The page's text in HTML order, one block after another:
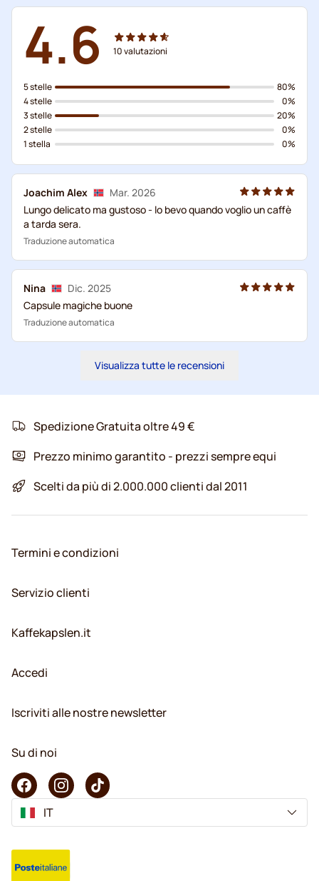
4.6 10valutazioni
5 stelle
4 stelle
3 stelle
2 stelle
1 stella
80%
0%
20%
0%
0%
Joachim Alex
Mar. 2026
Lungo delicato ma gustoso - lo bevo quando voglio un caffè
a tarda sera.
Traduzione automatica
Nina
Dic. 2025
Capsule magiche buone
Traduzione automatica
Visualizza tutte le recensioni
Spedizione Gratuita oltre 49 €
Prezzo minimo garantito - prezzi sempre equi
Scelti da più di 2.000.000 clienti dal 2011
Termini e condizioni
Servizio clienti
Kaffekapslen.it
Accedi
Iscriviti alle nostre newsletter
Su di noi
IT